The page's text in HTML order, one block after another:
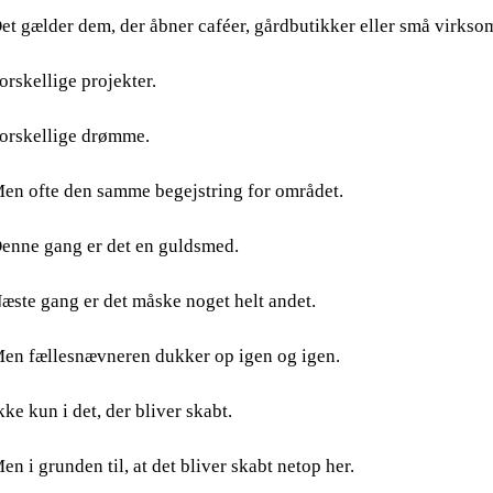
gælder dem, der åbner caféer, gårdbutikker eller små
projekter.
drømme.
ofte den samme begejstring for området.
gang er det en guldsmed.
gang er det måske noget helt andet.
fællesnævneren dukker op igen og igen.
kun i det, der bliver skabt.
i grunden til, at det bliver skabt netop her.